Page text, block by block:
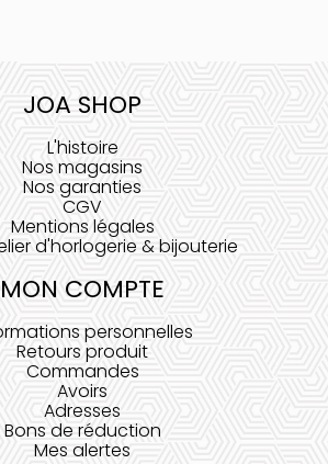
JOA SHOP
L'histoire
Nos magasins
Nos garanties
CGV
Mentions légales
d'horlogerie & bijouterie
MON COMPTE
personnelles
Retours produit
Commandes
Avoirs
Adresses
Bons de réduction
Mes alertes